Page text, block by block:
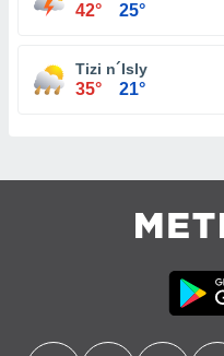
42° 25°
Tizi n´Isly
35° 21°